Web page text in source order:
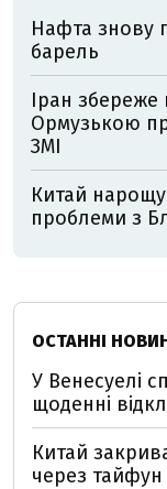
Нафта знову
барель
Іран
Ормузькою
ЗМІ
Китай
проблеми з
ОСТАННІ
У Венесуелі
щоденні
Китай
через